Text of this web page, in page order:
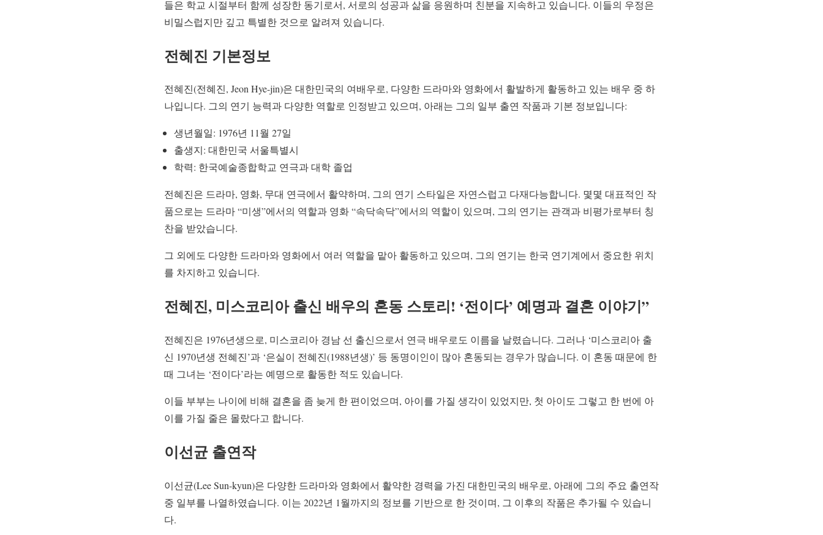
들은 학교 시절부터 함께 성장한 동기로서, 서로의 성공과 삶을 응원하며 친분을 지속하고 있습니다. 이들의 우정은
비밀스럽지만 깊고 특별한 것으로 알려져 있습니다.
전혜진 기본정보
전혜진(전혜진, Jeon Hye-jin)은 대한민국의 여배우로, 다양한 드라마와 영화에서 활발하게 활동하고 있는 배우 중 하
나입니다. 그의 연기 능력과 다양한 역할로 인정받고 있으며, 아래는 그의 일부 출연 작품과 기본 정보입니다:
생년월일: 1976년 11월 27일
출생지: 대한민국 서울특별시
학력: 한국예술종합학교 연극과 대학 졸업
전혜진은 드라마, 영화, 무대 연극에서 활약하며, 그의 연기 스타일은 자연스럽고 다재다능합니다. 몇몇 대표적인 작
품으로는 드라마 “미생”에서의 역할과 영화 “속닥속닥”에서의 역할이 있으며, 그의 연기는 관객과 비평가로부터 칭
찬을 받았습니다.
그 외에도 다양한 드라마와 영화에서 여러 역할을 맡아 활동하고 있으며, 그의 연기는 한국 연기계에서 중요한 위치
를 차지하고 있습니다.
전혜진, 미스코리아 출신 배우의 혼동 스토리! ‘전이다’ 예명과 결혼 이야기”
전혜진은 1976년생으로, 미스코리아 경남 선 출신으로서 연극 배우로도 이름을 날렸습니다. 그러나 ‘미스코리아 출
신 1970년생 전혜진’과 ‘은실이 전혜진(1988년생)’ 등 동명이인이 많아 혼동되는 경우가 많습니다. 이 혼동 때문에 한
때 그녀는 ‘전이다’라는 예명으로 활동한 적도 있습니다.
이들 부부는 나이에 비해 결혼을 좀 늦게 한 편이었으며, 아이를 가질 생각이 있었지만, 첫 아이도 그렇고 한 번에 아
이를 가질 줄은 몰랐다고 합니다.
이선균 출연작
이선균(Lee Sun-kyun)은 다양한 드라마와 영화에서 활약한 경력을 가진 대한민국의 배우로, 아래에 그의 주요 출연작
중 일부를 나열하였습니다. 이는 2022년 1월까지의 정보를 기반으로 한 것이며, 그 이후의 작품은 추가될 수 있습니
다.